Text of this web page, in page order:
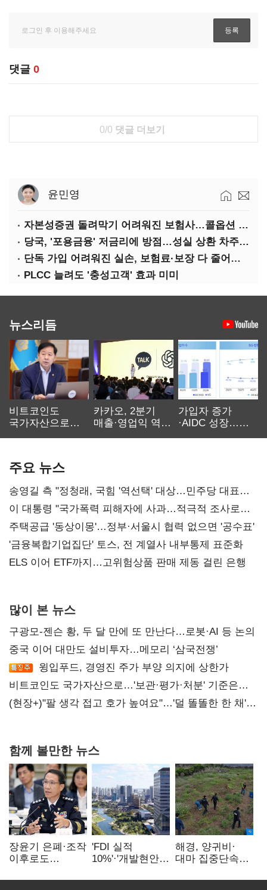
댓글 0
0/0 댓글 더보기
윤민영
자본성증권 돌려막기 어려워진 보험사…콜옵션 부담 급증
당국, '포용금융' 저금리에 방점…성실 상환 차주는 '역차별'
단독 가입 어려워진 실손, 보험료·보장 다 줄어든 5세대는?
PLCC 늘려도 '충성고객' 효과 미미
뉴스리듬
비트코인도
국가자산으로…'
카카오, 2분기
매출·영업익 역대
가입자 증가
·AIDC 성장…
주요 뉴스
송영길 측 "정청래, 국힘 '역선택' 대상…민주당 대표로
총선 지휘 못해"
이 대통령 "국가폭력 피해자에 사과…적극적 조사로
진실 밝혀야"
주택공급 '동상이몽'…정부·서울시 협력 없으면 '공수표'
'금융복합기업집단' 토스, 전 계열사 내부통제 표준화
ELS 이어 ETF까지…고위험상품 판매 제동 걸린 은행
많이 본 뉴스
구광모-젠슨 황, 두 달 만에 또 만난다…로봇·AI 등 논의
중국 이어 대만도 설비투자…메모리 ‘삼국전쟁’
윙입푸드, 경영진 주가 부양 의지에 상한가
비트코인도 국가자산으로…'보관·평가·처분' 기준은
숙제
(현장+)"팔 생각 접고 호가 높여요"…'덜 똘똘한 한 채'
함께 볼만한 뉴스
장윤기 은폐·조작
이후로도
내부비위…경찰
'FDI 실적
10%'·'개발현안
인천경제청장
해경, 양귀비·
대마 집중단속…
249명 검거